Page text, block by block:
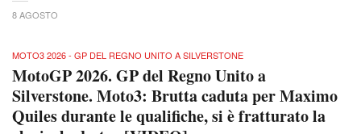
8 AGOSTO
MOTO3 2026 - GP DEL REGNO UNITO A SILVERSTONE
MotoGP 2026. GP del Regno Unito a
Silverstone. Moto3: Brutta caduta per Maximo
Quiles durante le qualifiche, si è fratturato la